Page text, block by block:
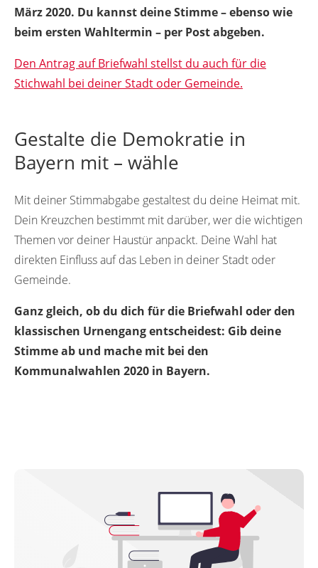
März 2020. Du kannst deine Stimme – ebenso wie
beim ersten Wahltermin – per Post abgeben.
Den Antrag auf Briefwahl stellst du auch für die
Stichwahl bei deiner Stadt oder Gemeinde.
Gestalte die Demokratie in
Bayern mit – wähle
Mit deiner Stimmabgabe gestaltest du deine Heimat mit.
Dein Kreuzchen bestimmt mit darüber, wer die wichtigen
Themen vor deiner Haustür anpackt. Deine Wahl hat
direkten Einfluss auf das Leben in deiner Stadt oder
Gemeinde.
Ganz gleich, ob du dich für die Briefwahl oder den
klassischen Urnengang entscheidest: Gib deine
Stimme ab und mache mit bei den
Kommunalwahlen 2020 in Bayern.